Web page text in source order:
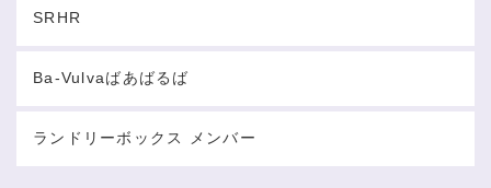
SRHR
Ba-Vulvaばあばるば
ランドリーボックス メンバー